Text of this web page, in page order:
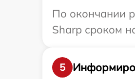
По окончании
Sharp сроком
5